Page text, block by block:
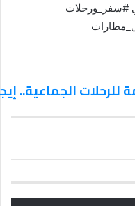
#سفر_ورحلات
الجماعية.. إيجار